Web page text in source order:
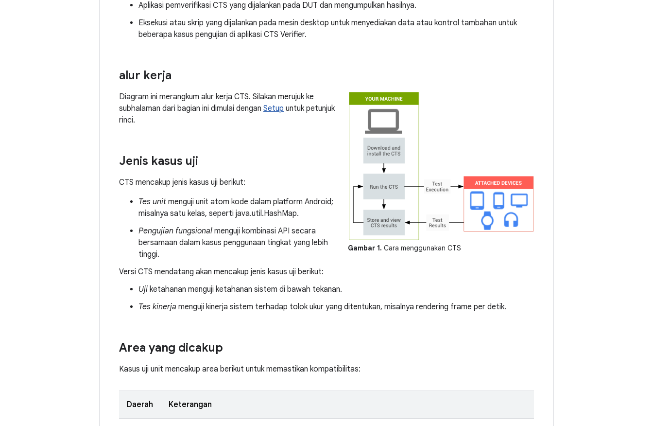
Aplikasi pemverifikasi CTS yang dijalankan pada DUT dan mengumpulkan hasilnya.
Eksekusi atau skrip yang dijalankan pada mesin desktop untuk menyediakan data atau kontrol tambahan untuk
beberapa kasus pengujian di aplikasi CTS Verifier.
alur kerja
Gambar 1. Cara menggunakan CTS
Diagram ini merangkum alur kerja CTS. Silakan merujuk ke
subhalaman dari bagian ini dimulai dengan Setup untuk petunjuk
rinci.
Jenis kasus uji
CTS mencakup jenis kasus uji berikut:
Tes unit menguji unit atom kode dalam platform Android;
misalnya satu kelas, seperti java.util.HashMap.
Pengujian fungsional menguji kombinasi API secara
bersamaan dalam kasus penggunaan tingkat yang lebih
tinggi.
Versi CTS mendatang akan mencakup jenis kasus uji berikut:
Uji ketahanan menguji ketahanan sistem di bawah tekanan.
Tes kinerja menguji kinerja sistem terhadap tolok ukur yang ditentukan, misalnya rendering frame per detik.
Area yang dicakup
Kasus uji unit mencakup area berikut untuk memastikan kompatibilitas:
Daerah Keterangan